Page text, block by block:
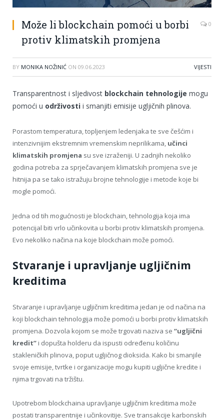
Može li blockchain pomoći u borbi
protiv klimatskih promjena
0
BY MONIKA NOŽINIĆ ON 09.06.2023 VIJESTI
Transparentnost i sljedivost blockchain tehnologije mogu
pomoći u održivosti i smanjiti emisije ugljičnih plinova.
Porastom temperatura, topljenjem ledenjaka te sve češćim i
intenzivnijim ekstremnim vremenskim neprilikama, učinci
klimatskih promjena su sve izraženiji. U zadnjih nekoliko
godina potreba za sprječavanjem klimatskih promjena sve je
hitnija pa se tako istražuju brojne tehnologije i metode koje bi
mogle pomoći.
Jedna od tih mogućnosti je blockchain, tehnologija koja ima
potencijal biti vrlo učinkovita u borbi protiv klimatskih promjena.
Evo nekoliko načina na koje blockchain može pomoći.
Stvaranje i upravljanje ugljičnim
kreditima
Stvaranje i upravljanje ugljičnim kreditima jedan je od načina na
koji blockchain tehnologija može pomoći u borbi protiv klimatskih
promjena. Dozvola kojom se može trgovati naziva se “ugljični
kredit” i dopušta holderu da ispusti određenu količinu
stakleničkih plinova, poput ugljičnog dioksida. Kako bi smanjile
svoje emisije, tvrtke i organizacije mogu kupiti ugljične kredite i
njima trgovati na tržištu.
Upotrebom blockchaina upravljanje ugljičnim kreditima može
postati transparentnije i učinkovitije. Sve transakcije karbonskih